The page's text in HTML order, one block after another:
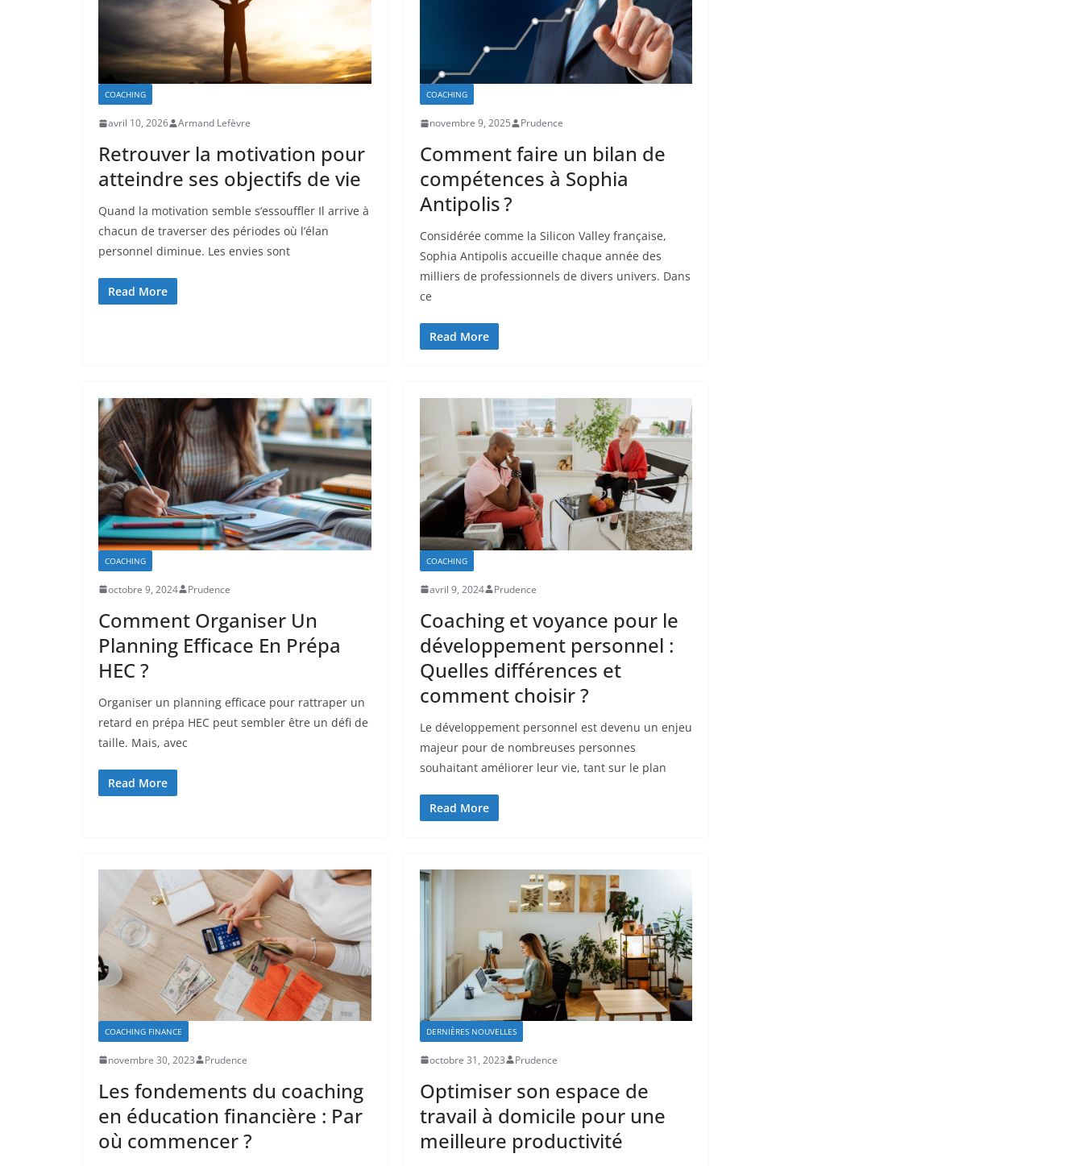
COACHING
avril 10, 2026 Armand Lefèvre
Retrouver la motivation pour
atteindre ses objectifs de vie
Quand la motivation semble s’essouffler Il arrive à
chacun de traverser des périodes où l’élan
personnel diminue. Les envies sont
Read More
COACHING
novembre 9, 2025 Prudence
Comment faire un bilan de
compétences à Sophia
Antipolis ?
Considérée comme la Silicon Valley française,
Sophia Antipolis accueille chaque année des
milliers de professionnels de divers univers. Dans
ce
Read More
COACHING
octobre 9, 2024 Prudence
Comment Organiser Un
Planning Efficace En Prépa
HEC ?
Organiser un planning efficace pour rattraper un
retard en prépa HEC peut sembler être un défi de
taille. Mais, avec
Read More
COACHING
avril 9, 2024 Prudence
Coaching et voyance pour le
développement personnel :
Quelles différences et
comment choisir ?
Le développement personnel est devenu un enjeu
majeur pour de nombreuses personnes
souhaitant améliorer leur vie, tant sur le plan
Read More
COACHING FINANCE
novembre 30, 2023 Prudence
Les fondements du coaching
en éducation financière : Par
où commencer ?
DERNIÈRES NOUVELLES
octobre 31, 2023 Prudence
Optimiser son espace de
travail à domicile pour une
meilleure productivité